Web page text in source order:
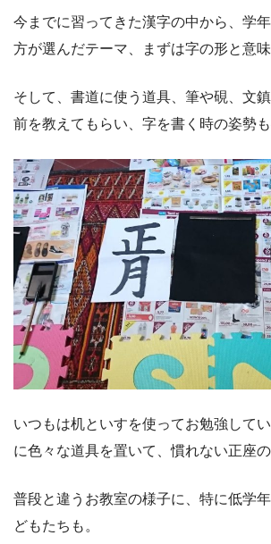
今までに習ってきた漢字の中から、学
方が選んだテーマ、まずは字の形と意味
そして、書道に使う道具、筆や硯、文
前を教えてもらい、字を書く時の姿勢も
いつもは机といすを使ってお勉強して
に色々な道具を置いて、慣れない正座の
普段と違うお教室の様子に、特に低学
どもたちも。